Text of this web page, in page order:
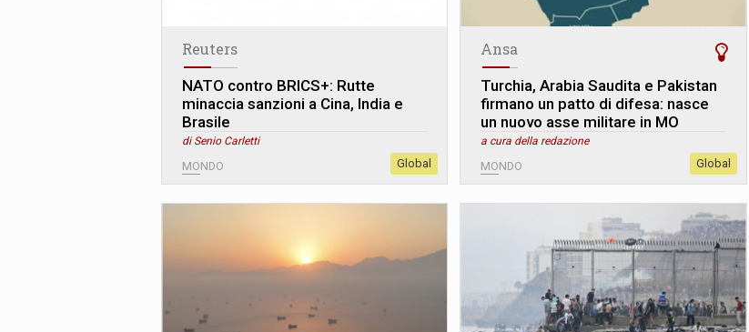
Reuters
NATO contro BRICS+: Rutte
minaccia sanzioni a Cina, India e
Brasile
di Senio Carletti
MONDO Global
Ansa
Turchia, Arabia Saudita e Pakistan
firmano un patto di difesa: nasce
un nuovo asse militare in MO
a cura della redazione
MONDO Global